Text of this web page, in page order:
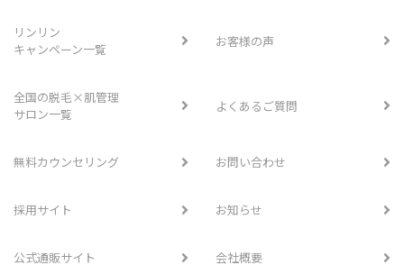
リンリン
キャンペーン一覧
お客様の声
全国の脱毛×肌管理
サロン一覧
よくあるご質問
無料カウンセリング お問い合わせ
採用サイト お知らせ
公式通販サイト 会社概要